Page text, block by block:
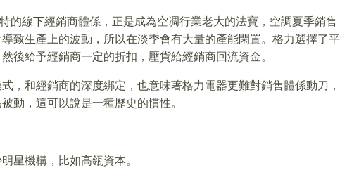
的線下經銷商體係，正是成為空凋行業老大的法寶，空調夏季銷售
致生產上的波動，所以在淡季會有大量的產能閑置。格力選擇了平
後給予經銷商一定的折扣，壓貨給經銷商回流資金。
，和經銷商的深度綁定，也意味著格力電器更難對銷售體係動刀，
動，這可以說是一種歷史的慣性。
星機構，比如高瓴資本。